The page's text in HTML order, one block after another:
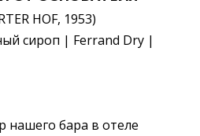
HOF, 1953)
сироп | Ferrand Dry |
нашего бара в отеле